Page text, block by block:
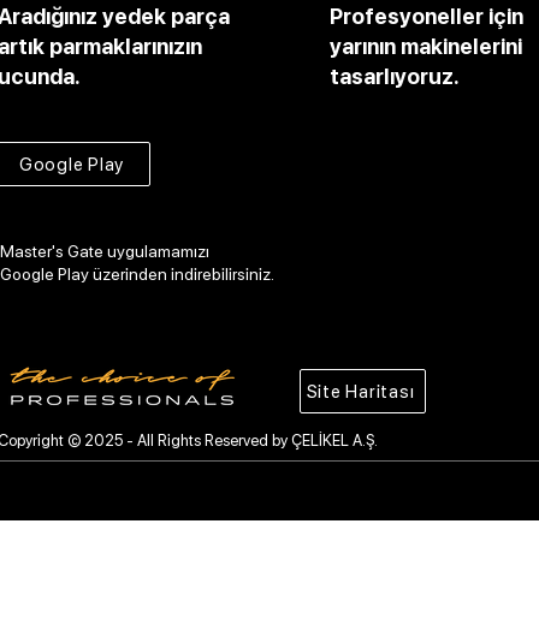
yedek parça
parmaklarınızın
Profesyoneller için
yarının makinelerini
tasarlıyoruz.
Google Play
Master's Gate uygulamamızı
Google Play üzerinden indirebilirsiniz.
Site Haritası
© 2025 - All Rights Reserved by ÇELİKEL A.Ş.